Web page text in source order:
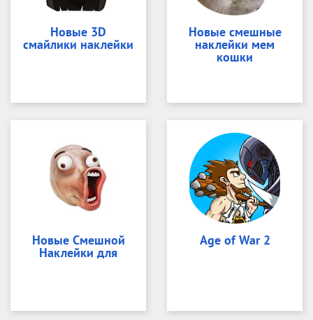
Новые 3D
смайлики наклейки
Новые смешные
наклейки мем
кошки
Новые Смешной
Наклейки для
Age of War 2